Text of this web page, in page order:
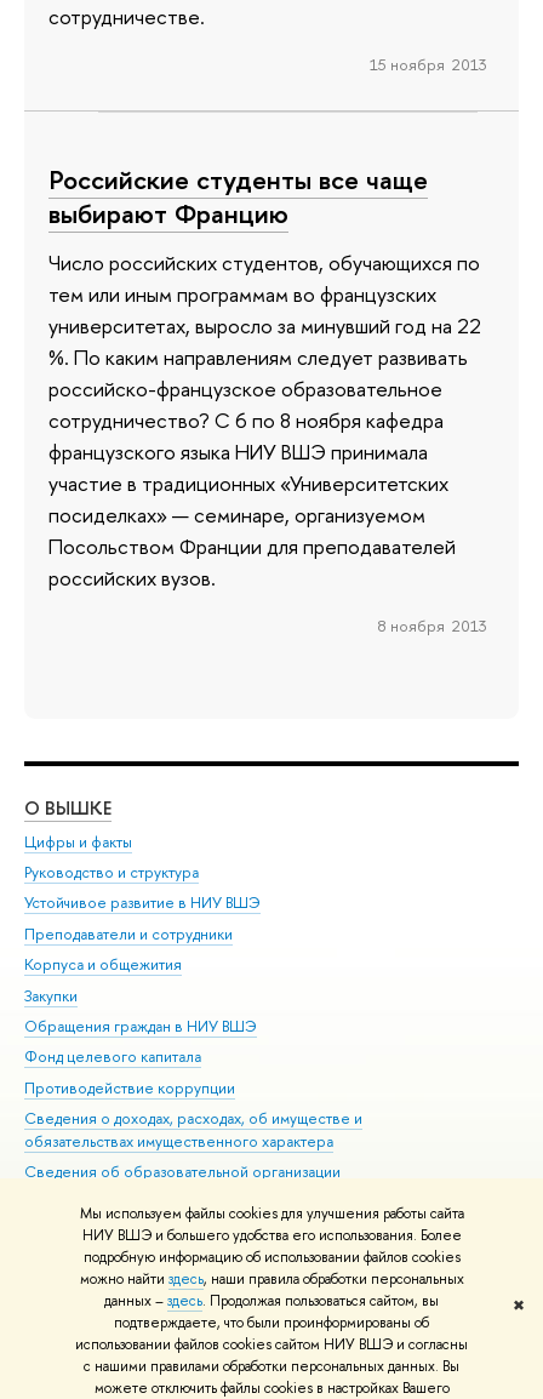
Мы используем файлы cookies для улучшения работы сайта
НИУ ВШЭ и большего удобства его использования. Более
подробную информацию об использовании файлов cookies
можно найти здесь, наши правила обработки персональных
данных –здесь. Продолжая пользоваться сайтом, вы
подтверждаете, что были проинформированы об
использовании файлов cookies сайтом НИУ ВШЭ и согласны
с нашими правилами обработки персональных данных. Вы
можете отключить файлы cookies в настройках Вашего
✖
сотрудничестве.
15 ноября 2013
Российские студенты все чаще
выбирают Францию
Число российских студентов, обучающихся по
тем или иным программам во французских
университетах, выросло за минувший год на 22
%. По каким направлениям следует развивать
российско-французское образовательное
сотрудничество? С 6 по 8 ноября кафедра
французского языка НИУ ВШЭ принимала
участие в традиционных «Университетских
посиделках» — семинаре, организуемом
Посольством Франции для преподавателей
российских вузов.
8 ноября 2013
О ВЫШКЕ
Цифры и факты
Руководство и структура
Устойчивое развитие в НИУ ВШЭ
Преподаватели и сотрудники
Корпуса и общежития
Закупки
Обращения граждан в НИУ ВШЭ
Фонд целевого капитала
Противодействие коррупции
Сведения о доходах, расходах, об имуществе и
обязательствах имущественного характера
Сведения об образовательной организации
Людям с ограниченными возможностями здоровья
Единая платежная страница
Работа в Вышке
© НИУ ВШЭ 1993–2026 Адреса и контакты Условия использования
материалов Политика конфиденциальности Карта сайта
Шрифты HSE Sans и HSE Slab разработаны вШколе дизайна НИУ ВШЭ